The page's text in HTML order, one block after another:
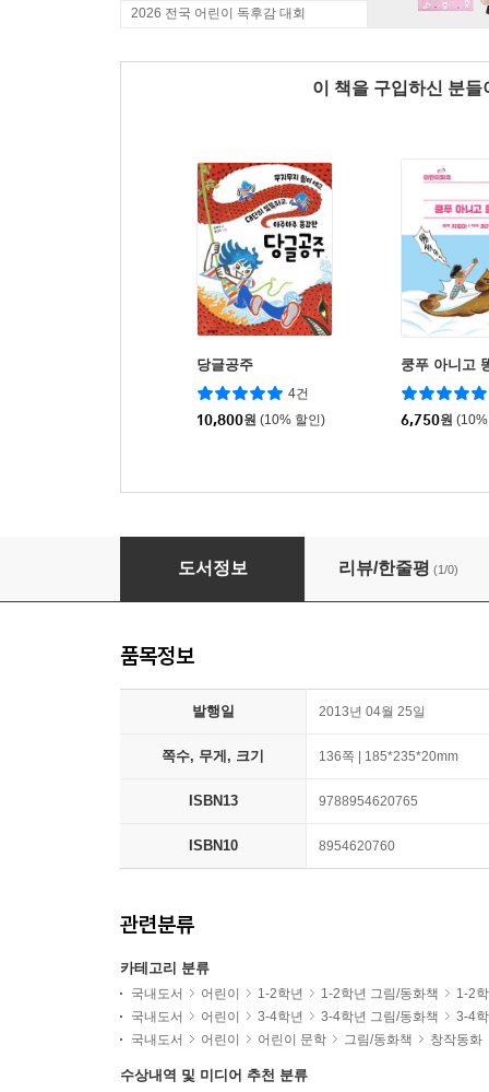
2026 전국 어린이 독후감 대회
이 책을 구입하신 분
당글공주
4건
10,800원 (10% 할인)
쿵푸 아니고
6,750원
초등학생 이너구
도서정보 리뷰/한줄평 (1/0)
품목정보
발행일 2013년 04월 25일
쪽수, 무게, 크기 136쪽 | 185*235*20mm
ISBN13 9788954620765
ISBN10 8954620760
관련분류
카테고리 분류
국내도서 어린이 1-2학년 1-2학년 그림/동화책
1-2
국내도서
어린이 3-4학년 3-4학년 그림/동화책
3-4
국내도서
어린이 어린이 문학 그림/동화책 창작동화
수상내역 및 미디어 추천 분류